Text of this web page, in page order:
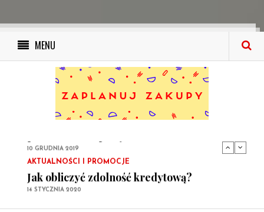
MENU
PORADNIK ZAKUPOWY
Ile wynosi podatek od kupna
samochodowego i kto musi go zapłacić?
14 STYCZNIA 2020
PORADNIK ZAKUPOWY
Kupujemy elektronikę i sprzęt AGD: Twój
poradnik zakupowy
AKTUALNOŚCI I PROMOCJE
Jak obliczyć zdolność kredytową?
14 STYCZNIA 2020
PORADNIK ZAKUPOWY